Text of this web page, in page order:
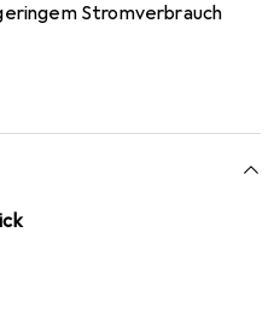
Stromverbrauch
und eine lange
sichere Lagerung und
Perfekt für präzise
die eine konstante